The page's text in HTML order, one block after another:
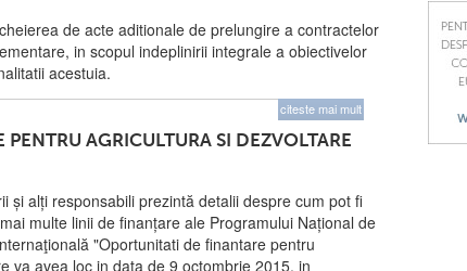
de acte aditionale de prelungire a contractelor
in scopul indeplinirii integrale a obiectivelor
acestuia.
citeste mai mult
AGRICULTURA SI DEZVOLTARE
și alți responsabili prezintă detalii despre cum pot fi
multe linii de finanțare ale Programului Național de
"Oportunitati de finantare pentru
va avea loc in data de 9 octombrie 2015, in